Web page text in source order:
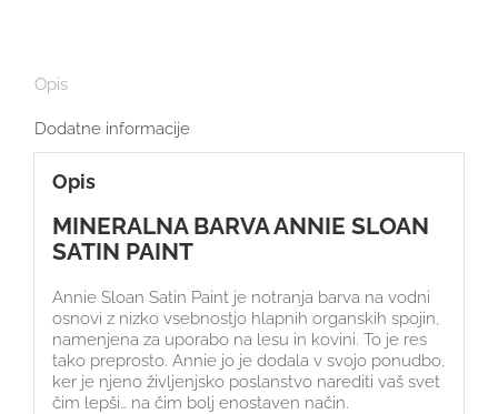
Opis
Dodatne informacije
Opis
MINERALNA BARVA ANNIE SLOAN
SATIN PAINT
Annie Sloan Satin Paint je notranja barva na vodni
osnovi z nizko vsebnostjo hlapnih organskih spojin,
namenjena za uporabo na lesu in kovini. To je res
tako preprosto. Annie jo je dodala v svojo ponudbo,
ker je njeno življenjsko poslanstvo narediti vaš svet
čim lepši… na čim bolj enostaven način.